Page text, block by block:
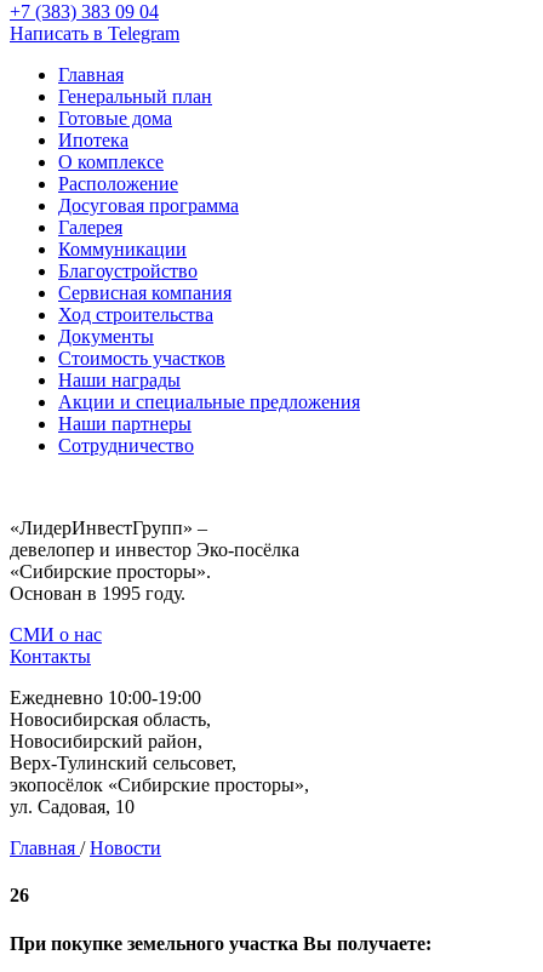
+7 (383) 383 09 04
Написать в Telegram
Главная
Генеральный план
Готовые дома
Ипотека
О комплексе
Расположение
Досуговая программа
Галерея
Коммуникации
Благоустройство
Сервисная компания
Ход строительства
Документы
Стоимость участков
Наши награды
Акции и специальные предложения
Наши партнеры
Сотрудничество
«ЛидерИнвестГрупп» –
девелопер и инвестор Эко-посёлка
«Сибирские просторы».
Основан в 1995 году.
СМИ о нас
Контакты
Ежедневно 10:00-19:00
Новосибирская область,
Новосибирский район,
Верх-Тулинский сельсовет,
экопосёлок «Сибирские просторы»,
ул. Садовая, 10
Главная / Новости
26
При покупке земельного участка Вы получаете: